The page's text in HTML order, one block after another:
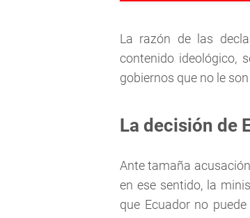
La razón de las
contenido ideológico,
gobiernos que no le
La decisión de
Ante tamaña
en ese sentido, la
que Ecuador no